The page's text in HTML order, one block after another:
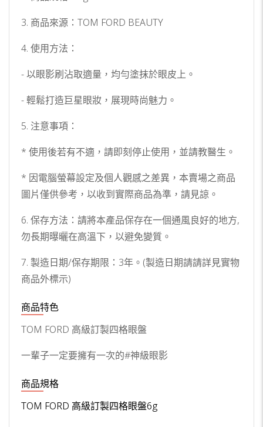
3. 商品來源：TOM FORD BEAUTY
4. 使用方法：
- 以眼影刷沾取適量，均勻塗抹於眼皮上。
- 輕鬆打造巨星眼妝，展現時尚魅力。
5. 注意事項：
* 使用後若有不適，請即刻停止使用，並請教醫生。
* 因電腦螢幕設定及個人觀感之差異，本賣場之商品
圖片僅供參考，以收到實際商品為準，請見諒。
6. 保存方法：請將本產品保存在一個通風良好的地方,
勿長期曝曬在高溫下，以避免變質。
7. 製造日期/保存期限：3年。(製造日期請請詳見實物
商品外標示)
商品特色
TOM FORD 高級訂製四格眼盤
一輩子一定要擁有一次的#神級眼影
商品規格
TOM FORD 高級訂製四格眼盤6g